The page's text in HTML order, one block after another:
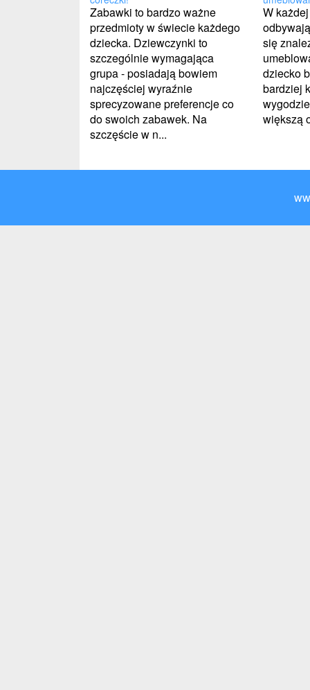
Zabawki to bardzo ważne
przedmioty w świecie każdego
dziecka. Dziewczynki to
szczególnie wymagająca
grupa - posiadają bowiem
najczęściej wyraźnie
sprecyzowane preferencje co
do swoich zabawek. Na
szczęście w n...
W
się
dziecko
bardziej
większą